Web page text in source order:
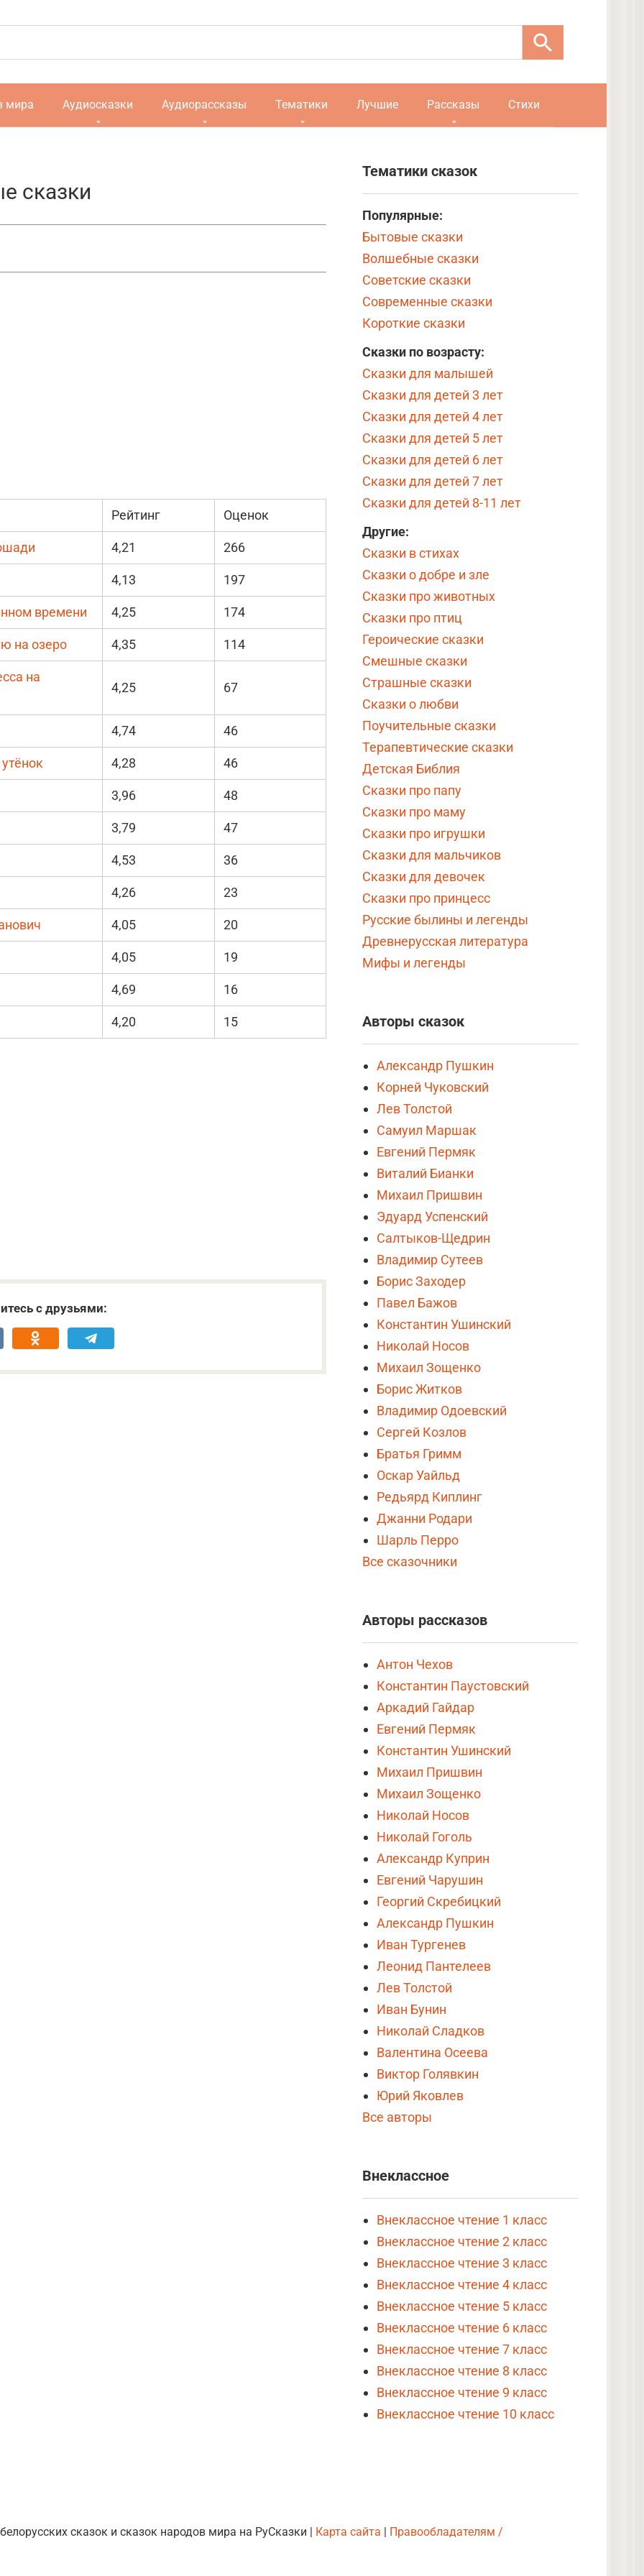
мира Аудиосказки Аудиорассказы Тематики Лучшие Рассказы Стихи
сказки
Рейтинг Оценок
4,21 266
4,13 197
времени 4,25 174
на озеро 4,35 114
на
4,25 67
4,74 46
4,28 46
3,96 48
3,79 47
4,53 36
4,26 23
4,05 20
4,05 19
4,69 16
4,20 15
с друзьями:
Тематики сказок
Популярные:
Бытовые сказки
Волшебные сказки
Советские сказки
Современные сказки
Короткие сказки
Сказки по возрасту:
Сказки для малышей
Сказки для детей 3 лет
Сказки для детей 4 лет
Сказки для детей 5 лет
Сказки для детей 6 лет
Сказки для детей 7 лет
Сказки для детей 8-11 лет
Другие:
Сказки в стихах
Сказки о добре и зле
Сказки про животных
Сказки про птиц
Героические сказки
Смешные сказки
Страшные сказки
Сказки о любви
Поучительные сказки
Терапевтические сказки
Детская Библия
Сказки про папу
Сказки про маму
Сказки про игрушки
Сказки для мальчиков
Сказки для девочек
Сказки про принцесс
Русские былины и легенды
Древнерусская литература
Мифы и легенды
Авторы сказок
Александр Пушкин
Корней Чуковский
Лев Толстой
Самуил Маршак
Евгений Пермяк
Виталий Бианки
Михаил Пришвин
Эдуард Успенский
Салтыков-Щедрин
Владимир Сутеев
Борис Заходер
Павел Бажов
Константин Ушинский
Николай Носов
Михаил Зощенко
Борис Житков
Владимир Одоевский
Сергей Козлов
Братья Гримм
Оскар Уайльд
Редьярд Киплинг
Джанни Родари
Шарль Перро
Все сказочники
Авторы рассказов
Антон Чехов
Константин Паустовский
Аркадий Гайдар
Евгений Пермяк
Константин Ушинский
Михаил Пришвин
Михаил Зощенко
Николай Носов
Николай Гоголь
Александр Куприн
Евгений Чарушин
Георгий Скребицкий
Александр Пушкин
Иван Тургенев
Леонид Пантелеев
Лев Толстой
Иван Бунин
Николай Сладков
Валентина Осеева
Виктор Голявкин
Юрий Яковлев
Все авторы
Внеклассное
Внеклассное чтение 1 класс
Внеклассное чтение 2 класс
Внеклассное чтение 3 класс
Внеклассное чтение 4 класс
Внеклассное чтение 5 класс
Внеклассное чтение 6 класс
Внеклассное чтение 7 класс
Внеклассное чтение 8 класс
Внеклассное чтение 9 класс
Внеклассное чтение 10 класс
сказок и сказок народов мира на РуСказки | Карта сайта | Правообладателям /